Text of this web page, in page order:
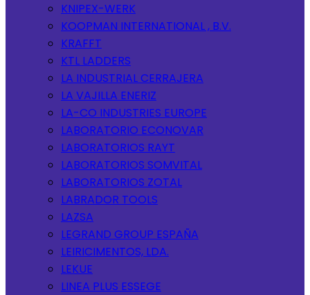
KNIPEX-WERK
KOOPMAN INTERNATIONAL , B.V.
KRAFFT
KTL LADDERS
LA INDUSTRIAL CERRAJERA
LA VAJILLA ENERIZ
LA-CO INDUSTRIES EUROPE
LABORATORIO ECONOVAR
LABORATORIOS RAYT
LABORATORIOS SOMVITAL
LABORATORIOS ZOTAL
LABRADOR TOOLS
LAZSA
LEGRAND GROUP ESPAÑA
LEIRICIMENTOS, LDA.
LEKUE
LINEA PLUS ESSEGE